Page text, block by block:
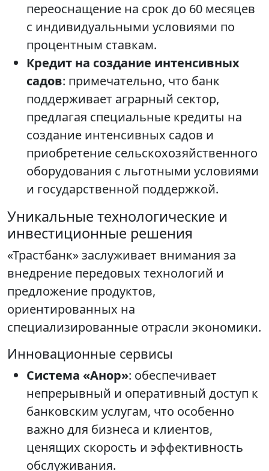
переоснащение на срок до 60 месяцев
с индивидуальными условиями по
процентным ставкам.
Кредит на создание интенсивных
садов: примечательно, что банк
поддерживает аграрный сектор,
предлагая специальные кредиты на
создание интенсивных садов и
приобретение сельскохозяйственного
оборудования с льготными условиями
и государственной поддержкой.
Уникальные технологические и
инвестиционные решения
«Трастбанк» заслуживает внимания за
внедрение передовых технологий и
предложение продуктов,
ориентированных на
специализированные отрасли экономики.
Инновационные сервисы
Система «Анор»: обеспечивает
непрерывный и оперативный доступ к
банковским услугам, что особенно
важно для бизнеса и клиентов,
ценящих скорость и эффективность
обслуживания.